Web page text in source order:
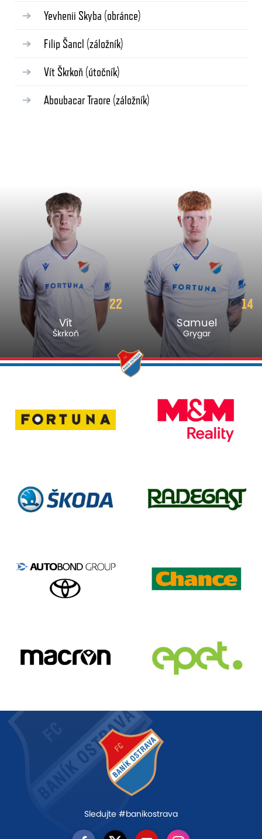
Yevhenii Skyba (obránce)
Filip Šancl (záložník)
Vít Škrkoň (útočník)
Aboubacar Traore (záložník)
22
Vít
Škrkoň
14
Samuel
Grygar
Sledujte #banikostrava